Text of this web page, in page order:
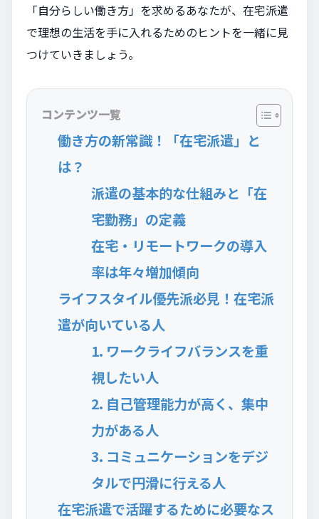
「自分らしい働き方」を求めるあなたが、在宅派遣
で理想の生活を手に入れるためのヒントを一緒に見
つけていきましょう。
コンテンツ一覧
働き方の新常識！「在宅派遣」と
は？
派遣の基本的な仕組みと「在
宅勤務」の定義
在宅・リモートワークの導入
率は年々増加傾向
ライフスタイル優先派必見！在宅派
遣が向いている人
1. ワークライフバランスを重
視したい人
2. 自己管理能力が高く、集中
力がある人
3. コミュニケーションをデジ
タルで円滑に行える人
在宅派遣で活躍するために必要なス